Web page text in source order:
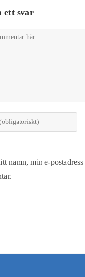
ett svar
namn, min e-